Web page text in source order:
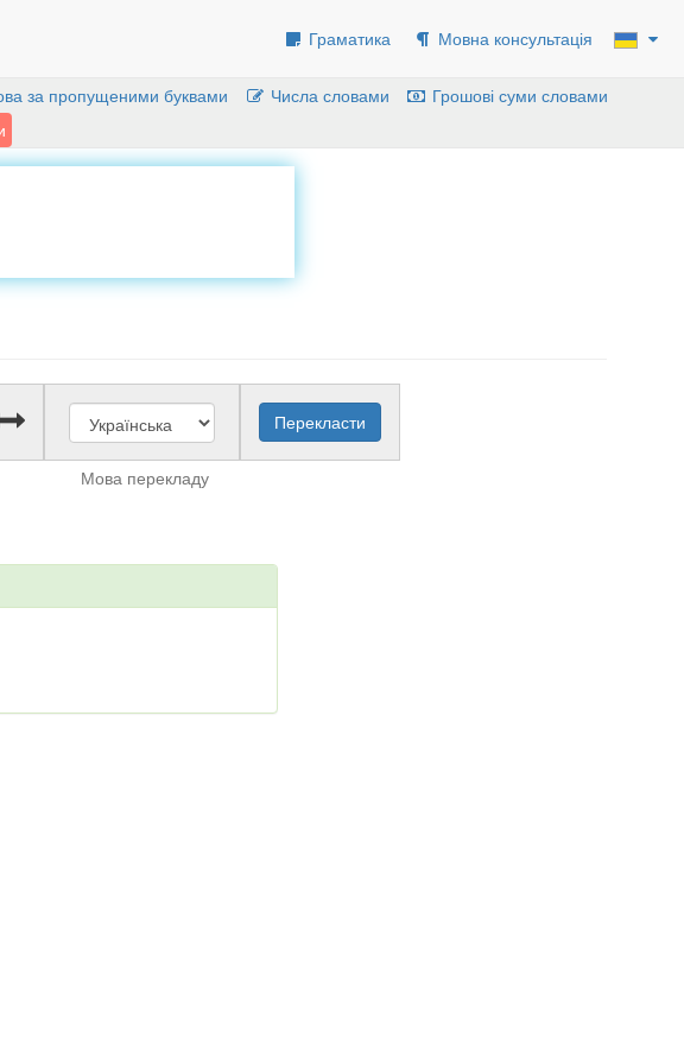
Граматика Мовна консультація
за пропущеними буквами Числа словами
Грошові суми словами
Мова перекладу